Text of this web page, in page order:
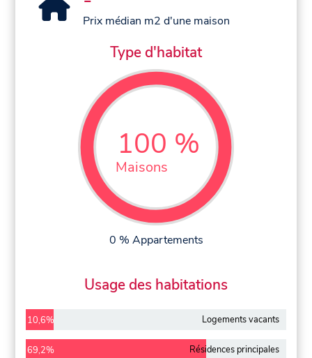
Prix médian m2 d'une maison
Type d'habitat
100 %
Maisons
0 % Appartements
Usage des habitations
10,6% Logements vacants
69,2% Résidences principales